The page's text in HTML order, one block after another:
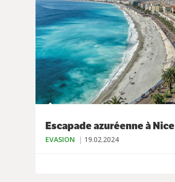
Escapade azuréenne à Nice
EVASION 19.02.2024